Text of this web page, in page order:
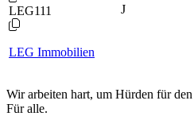
LEG111
LEG Immobilien
J
Wir arbeiten hart, um Hürden für
Für alle.